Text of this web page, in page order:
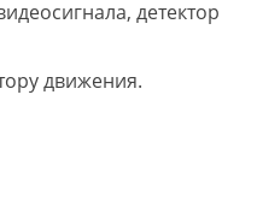
детектор
движения.